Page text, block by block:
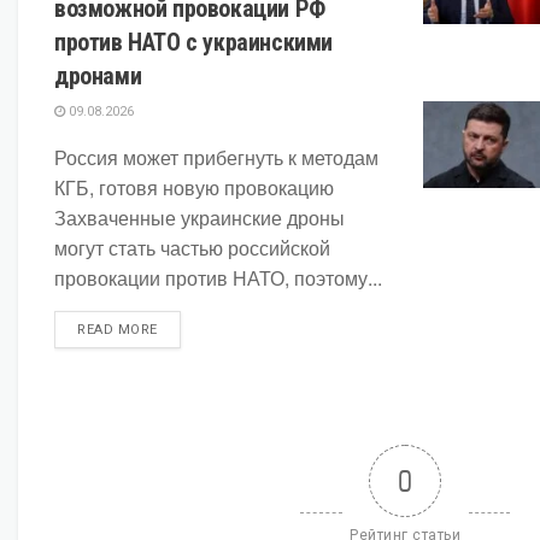
возможной провокации РФ
против НАТО с украинскими
дронами
09.08.2026
Россия может прибегнуть к методам
КГБ, готовя новую провокацию
Захваченные украинские дроны
могут стать частью российской
провокации против НАТО, поэтому...
READ MOREDETAILS
0
Рейтинг статьи